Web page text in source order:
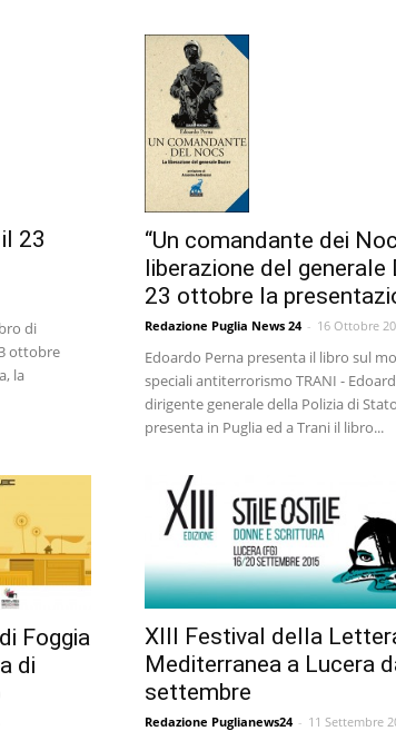
23
di
ottobre
la
“Un comandante dei
liberazione del generale
23 ottobre la
Redazione Puglia News 24 - 16 Ottobre
Edoardo Perna presenta il libro sul
speciali antiterrorismo TRANI -
dirigente generale della Polizia di
presenta in Puglia ed a Trani il libro...
Foggia
di
XIII Festival della
Mediterranea a Lucera
settembre
Redazione Puglianews24 - 11 Settembre